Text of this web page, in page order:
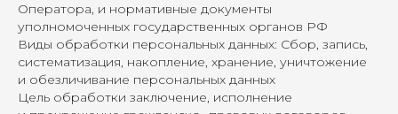
Оператора, и нормативные документы
уполномоченных государственных органов РФ
Виды обработки персональных данных: Сбор, запись,
систематизация, накопление, хранение, уничтожение
и обезличивание персональных данных
Цель обработки заключение, исполнение